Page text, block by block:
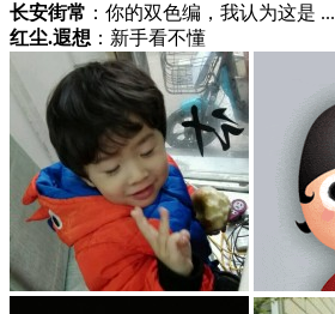
长安街常 ：你的双色编，我认为这是 ...
红尘.遐想 ：新手看不懂